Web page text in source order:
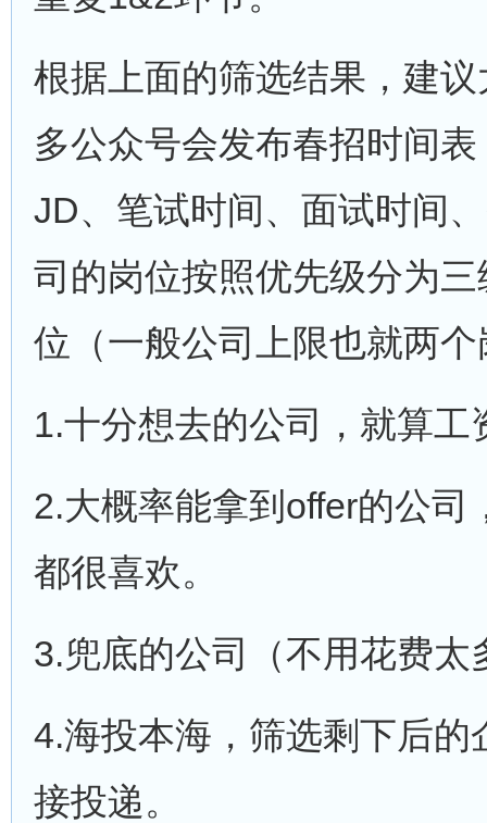
根据上面的筛选结果，建
多公众号会发布春招时间
JD、笔试时间、面试时间
司的岗位按照优先级分为
位（一般公司上限也就两
1.十分想去的公司，就算工
2.大概率能拿到offer的公
都很喜欢。
3.兜底的公司（不用花费太
4.海投本海，筛选剩下后
接投递。